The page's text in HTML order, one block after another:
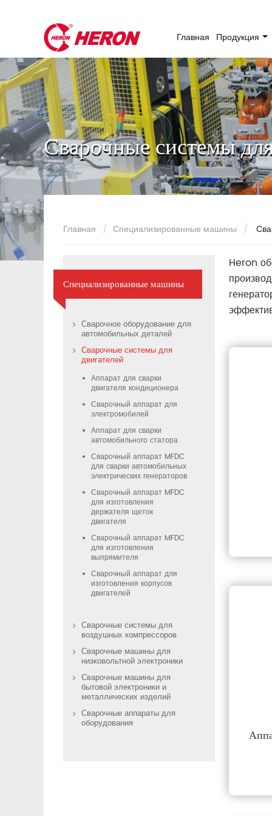
Главная Продукция
Сварочные системы
Главная Специализированные машины
Heron
Специализированные машины
Сварочное оборудование для
автомобильных деталей
Сварочные системы для
двигателей
Аппарат для сварки
двигателя кондиционера
Сварочный аппарат для
электромобилей
Аппарат для сварки
автомобильного статора
Сварочный аппарат MFDC
для сварки автомобильных
электрических генераторов
Сварочный аппарат MFDC
для изготовления
держателя щеток
двигателя
Сварочный аппарат MFDC
для изготовления
выпрямителя
Сварочный аппарат для
изготовления корпусов
двигателей
Сварочные системы для
воздушных компрессоров
Сварочные машины для
низковольтной электроники
Сварочные машины для
бытовой электроники и
металлических изделий
Сварочные аппараты для
оборудования